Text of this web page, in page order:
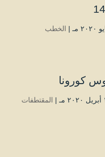
الخطب
كورونا
المقتطفات